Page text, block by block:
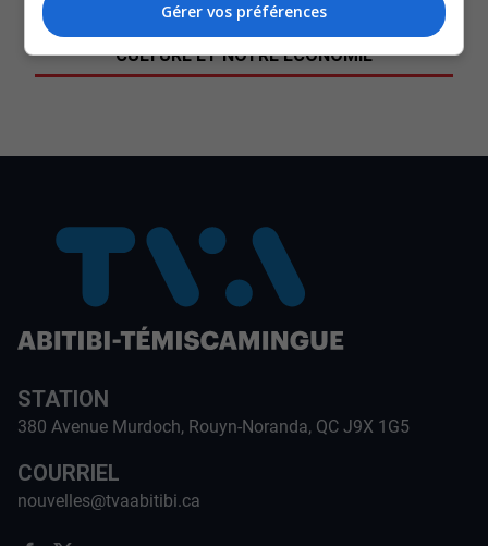
SOUTENIR NOS MÉDIAS, C’EST PROTÉGER NOTRE
CULTURE ET NOTRE ÉCONOMIE
STATION
380 Avenue Murdoch, Rouyn-Noranda, QC J9X 1G5
COURRIEL
nouvelles@tvaabitibi.ca
Gérer vos préférences